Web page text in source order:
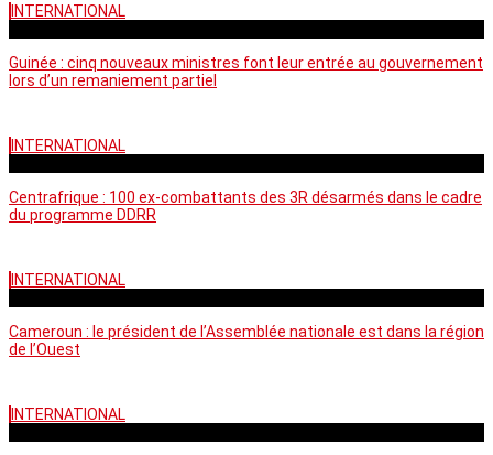
INTERNATIONAL
Guinée : cinq nouveaux ministres font leur entrée au gouvernement
lors d’un remaniement partiel
INTERNATIONAL
Centrafrique : 100 ex-combattants des 3R désarmés dans le cadre
du programme DDRR
INTERNATIONAL
Cameroun : le président de l’Assemblée nationale est dans la région
de l’Ouest
INTERNATIONAL